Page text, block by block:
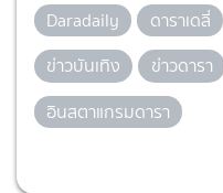
Daradaily ดาราเดลี่
ข่าวบันเทิง
ข่าวดารา
อินสตาแกรมดารา